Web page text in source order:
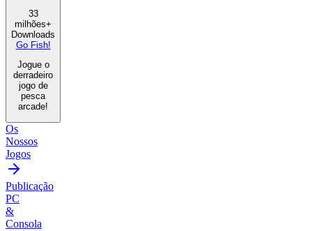
33
milhões+
Downloads
Go Fish!
Jogue o
derradeiro
jogo de
pesca
arcade!
Os
Nossos
Jogos
Publicação
PC
&
Consola